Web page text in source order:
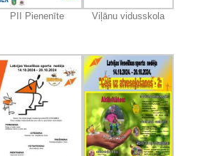
PII Pienenīte Viļānu vidusskola